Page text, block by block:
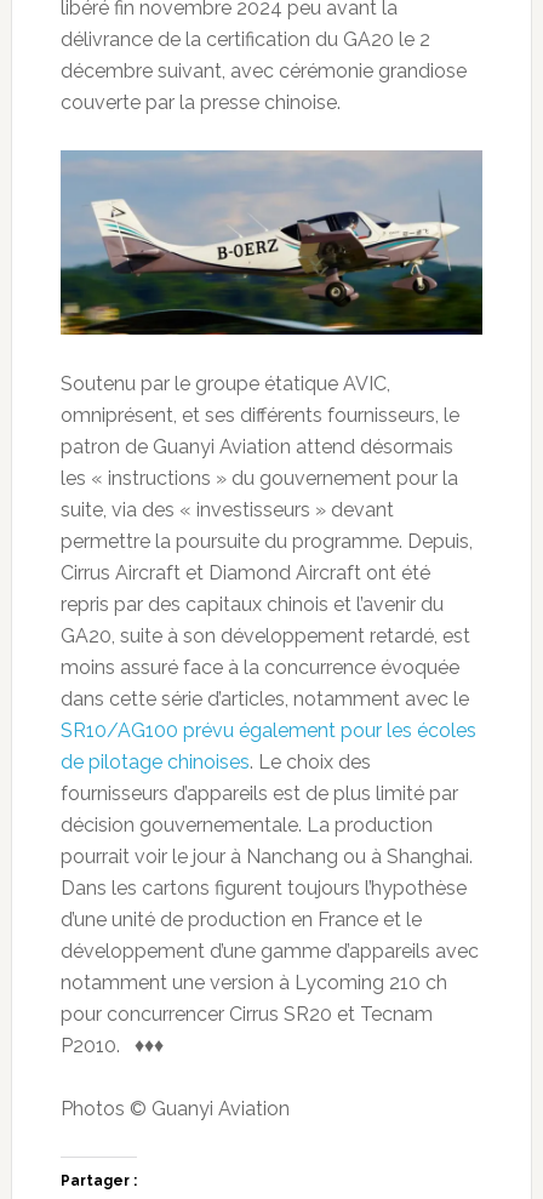
libéré fin novembre 2024 peu avant la
délivrance de la certification du GA20 le 2
décembre suivant, avec cérémonie grandiose
couverte par la presse chinoise.
Soutenu par le groupe étatique AVIC,
omniprésent, et ses différents fournisseurs, le
patron de Guanyi Aviation attend désormais
les « instructions » du gouvernement pour la
suite, via des « investisseurs » devant
permettre la poursuite du programme. Depuis,
Cirrus Aircraft et Diamond Aircraft ont été
repris par des capitaux chinois et l’avenir du
GA20, suite à son développement retardé, est
moins assuré face à la concurrence évoquée
dans cette série d’articles, notamment avec le
SR10/AG100 prévu également pour les écoles
de pilotage chinoises. Le choix des
fournisseurs d’appareils est de plus limité par
décision gouvernementale. La production
pourrait voir le jour à Nanchang ou à Shanghai.
Dans les cartons figurent toujours l’hypothèse
d’une unité de production en France et le
développement d’une gamme d’appareils avec
notamment une version à Lycoming 210 ch
pour concurrencer Cirrus SR20 et Tecnam
P2010. ♦♦♦
Photos © Guanyi Aviation
Partager :